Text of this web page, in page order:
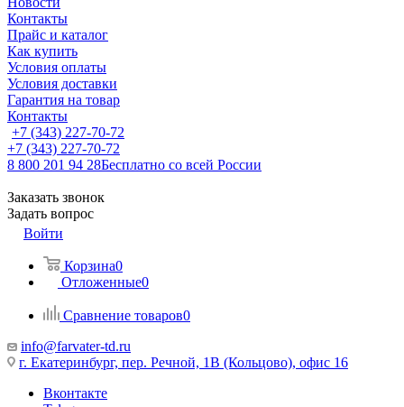
Контакты
Прайс и каталог
Как купить
Условия оплаты
Условия доставки
Гарантия на товар
Контакты
+7 (343) 227-70-72
+7 (343) 227-70-72
8 800 201 94 28Бесплатно со всей России
Заказать звонок
Задать вопрос
Войти
Корзина0
Отложенные0
Сравнение товаров0
info@farvater-td.ru
г. Екатеринбург, пер. Речной, 1В (Кольцово), офис 16
Вконтакте